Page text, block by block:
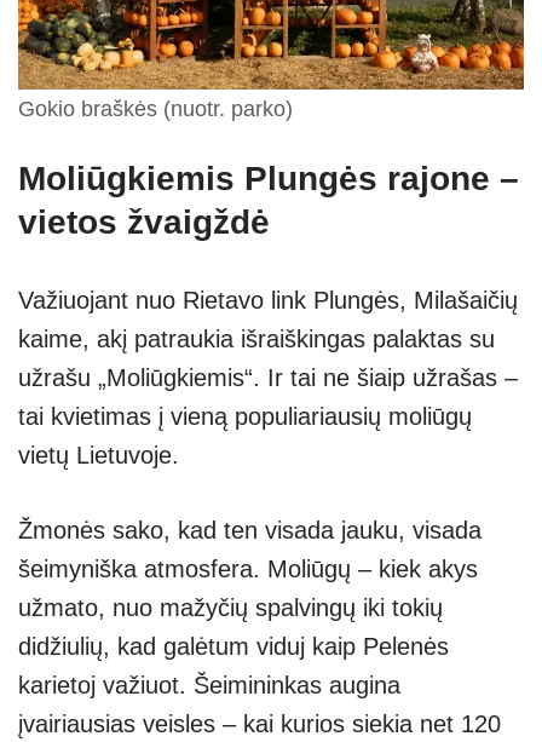
Gokio braškės (nuotr. parko)
Moliūgkiemis Plungės rajone –
vietos žvaigždė
Važiuojant nuo Rietavo link Plungės, Milašaičių
kaime, akį patraukia išraiškingas palaktas su
užrašu „Moliūgkiemis“. Ir tai ne šiaip užrašas –
tai kvietimas į vieną populiariausių moliūgų
vietų Lietuvoje.
Žmonės sako, kad ten visada jauku, visada
šeimyniška atmosfera. Moliūgų – kiek akys
užmato, nuo mažyčių spalvingų iki tokių
didžiulių, kad galėtum viduj kaip Pelenės
karietoj važiuot. Šeimininkas augina
įvairiausias veisles – kai kurios siekia net 120